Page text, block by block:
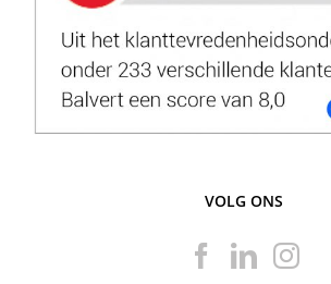
VOLG ONS